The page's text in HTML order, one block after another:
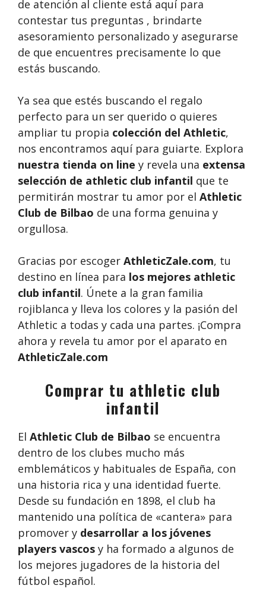
de atención al cliente está aquí para
contestar tus preguntas , brindarte
asesoramiento personalizado y asegurarse
de que encuentres precisamente lo que
estás buscando.
Ya sea que estés buscando el regalo
perfecto para un ser querido o quieres
ampliar tu propia colección del Athletic,
nos encontramos aquí para guiarte. Explora
nuestra tienda on line y revela una extensa
selección de athletic club infantil que te
permitirán mostrar tu amor por el Athletic
Club de Bilbao de una forma genuina y
orgullosa.
Gracias por escoger AthleticZale.com, tu
destino en línea para los mejores athletic
club infantil. Únete a la gran familia
rojiblanca y lleva los colores y la pasión del
Athletic a todas y cada una partes. ¡Compra
ahora y revela tu amor por el aparato en
AthleticZale.com
Comprar tu athletic club
infantil
El Athletic Club de Bilbao se encuentra
dentro de los clubes mucho más
emblemáticos y habituales de España, con
una historia rica y una identidad fuerte.
Desde su fundación en 1898, el club ha
mantenido una política de «cantera» para
promover y desarrollar a los jóvenes
players vascos y ha formado a algunos de
los mejores jugadores de la historia del
fútbol español.